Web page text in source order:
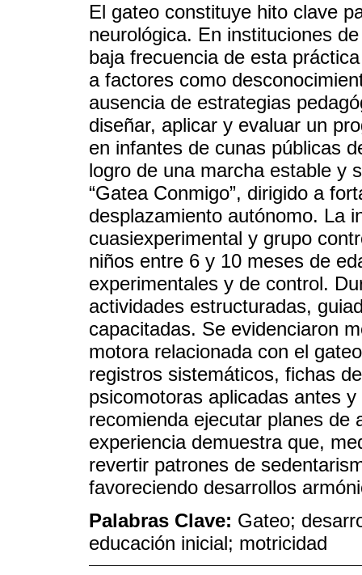
El gateo constituye hito clave
neurológica. En instituciones
baja frecuencia de esta
a factores como
ausencia de estrategias
diseñar, aplicar y evaluar un
en infantes de cunas públicas
logro de una marcha estable y
“Gatea Conmigo”, dirigido a
desplazamiento autónomo. La
cuasiexperimental y grupo
niños entre 6 y 10 meses de
experimentales y de control.
actividades estructuradas,
capacitadas. Se evidenciaron
motora relacionada con el
registros sistemáticos, fichas
psicomotoras aplicadas antes
recomienda ejecutar planes de
experiencia demuestra que,
revertir patrones de
favoreciendo desarrollos
Palabras Clave: Gateo;
educación inicial; motricidad